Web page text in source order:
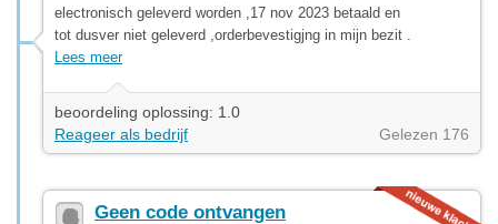
electronisch geleverd worden ,17 nov 2023 betaald en
tot dusver niet geleverd ,orderbevestigjng in mijn bezit .
Lees meer
beoordeling oplossing: 1.0
Reageer als bedrijf
Gelezen 176
Geen code ontvangen